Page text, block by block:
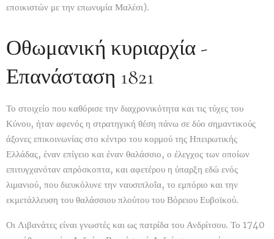
εποικιστών με την επωνυμία Μαλέσι).
Οθωμανική κυριαρχία -
Επανάσταση 1821
Το στοιχείο που καθόρισε την διαχρονικότητα και τις τύχες του
Κύνου, ήταν αφενός η στρατηγική θέση πάνω σε δύο σημαντικούς
άξονες επικοινωνίας στο κέντρο του κορμού της Ηπειρωτικής
Ελλάδας, έναν επίγειο και έναν θαλάσσιο, ο έλεγχος των οποίων
επιτυγχανόταν απρόσκοπτα, και αφετέρου η ύπαρξη εδώ ενός
λιμανιού, που διευκόλυνε την ναυσιπλοΐα, το εμπόριο και την
εκμετάλλευση του θαλάσσιου πλούτου του Βόρειου Ευβοϊκού.
Οι Λιβανάτες είναι γνωστές και ως πατρίδα του Ανδρίτσου. Το 1740